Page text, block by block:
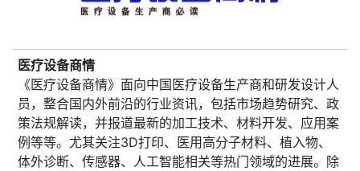
医疗设备商情
《医疗设备商情》面向中国医疗设备生产商和研发设计人
员，整合国内外前沿的行业资讯，包括市场趋势研究、政
策法规解读，并报道最新的加工技术、材料开发、应用案
例等等。尤其关注3D打印、医用高分子材料、植入物、
体外诊断、传感器、人工智能相关等热门领域的进展。除